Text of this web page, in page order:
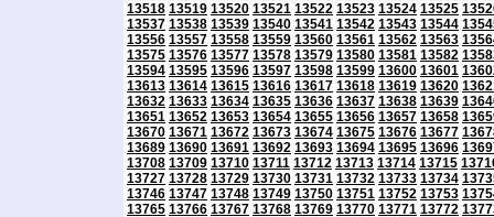
13518 13519 13520 13521 13522 13523 13524 13525
13537 13538 13539 13540 13541 13542 13543 13544
13556 13557 13558 13559 13560 13561 13562 13563
13575 13576 13577 13578 13579 13580 13581 13582
13594 13595 13596 13597 13598 13599 13600 13601
13613 13614 13615 13616 13617 13618 13619 13620
13632 13633 13634 13635 13636 13637 13638 13639
13651 13652 13653 13654 13655 13656 13657 13658
13670 13671 13672 13673 13674 13675 13676 13677
13689 13690 13691 13692 13693 13694 13695 13696
13708 13709 13710 13711 13712 13713 13714 13715
13727 13728 13729 13730 13731 13732 13733 13734
13746 13747 13748 13749 13750 13751 13752 13753
13765 13766 13767 13768 13769 13770 13771 13772